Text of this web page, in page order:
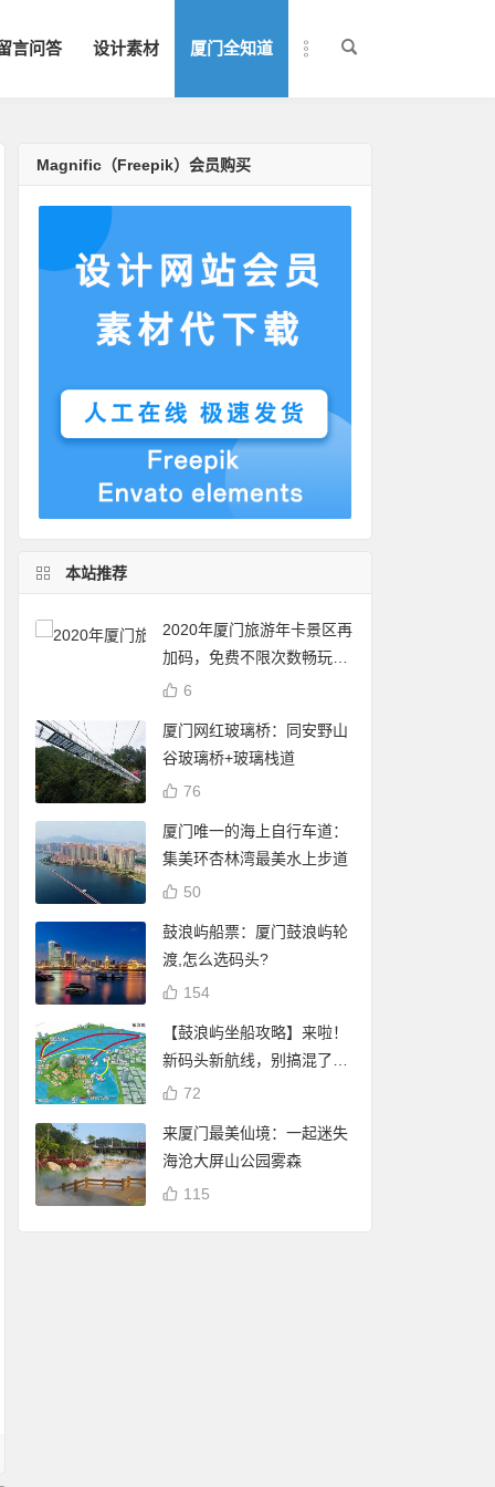
言问答 设计素材 厦门全知道
Magnific（Freepik）会员购买
本站推荐
2020年厦门旅游年卡景区再
加码，免费不限次数畅玩24
个景点
6
厦门网红玻璃桥：同安野山
谷玻璃桥+玻璃栈道
76
厦门唯一的海上自行车道：
集美环杏林湾最美水上步道
50
鼓浪屿船票：厦门鼓浪屿轮
渡,怎么选码头?
154
【鼓浪屿坐船攻略】来啦！
新码头新航线，别搞混了
哦！72
来厦门最美仙境：一起迷失
海沧大屏山公园雾森
115